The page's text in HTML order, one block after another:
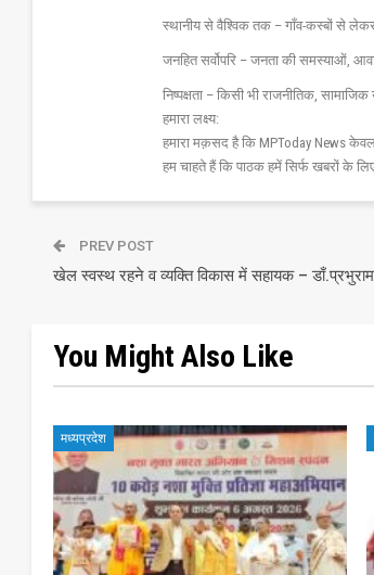
स्थानीय से वैश्विक तक – गाँव-कस्बों से
जनहित सर्वोपरि – जनता की समस्याओं,
निष्पक्षता – किसी भी राजनीतिक,
हमारा लक्ष्य:
हमारा मक़सद है कि MPToday News
हम चाहते हैं कि पाठक हमें सिर्फ खबरों के
PREV POST
खेल स्वस्थ रहने व व्यक्ति विकास में सहायक –
You Might Also Like
मध्यप्रदेश